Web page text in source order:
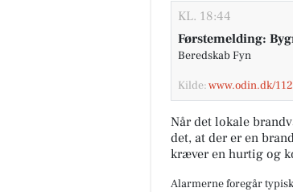
KL. 18:44
Førstemelding:
Beredskab Fyn
Kilde:www.odin.dk/
Når det lokale
det, at der er en
kræver en hurtig og
Alarmerne foregår